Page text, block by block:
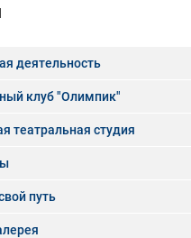
деятельность
клуб "Олимпик"
театральная студия
путь